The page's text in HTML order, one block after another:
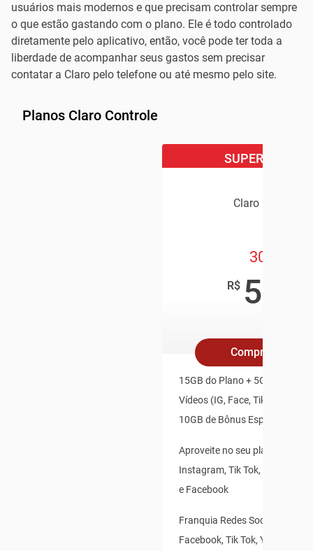
usuários mais modernos e que precisam controlar sempre
o que estão gastando com o plano. Ele é todo controlado
diretamente pelo aplicativo, então, você pode ter toda a
liberdade de acompanhar seus gastos sem precisar
contatar a Claro pelo telefone ou até mesmo pelo site.
Planos Claro Controle
SUPER OFERTA
Claro Controle
30GB
R$ 59
Compre Online
15GB do Plano + 5GB Redes
Vídeos (IG, Face, TikTok, X,
10GB de Bônus Especial
Aproveite no seu plano:
Instagram, Tik Tok, X(Twitter),
e Facebook
Franquia Redes Sociais:
Facebook, Tik Tok, Youtube,